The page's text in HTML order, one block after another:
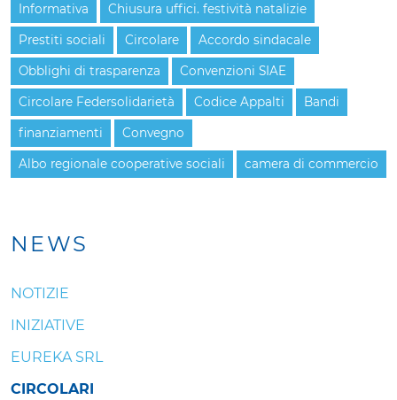
NEWS
NOTIZIE
INIZIATIVE
EUREKA SRL
CIRCOLARI
Informativa Chiusura uffici. festività natalizie
Prestiti sociali Circolare Accordo sindacale
Obblighi di trasparenza Convenzioni SIAE
Circolare Federsolidarietà Codice Appalti Bandi
finanziamenti Convegno
Albo regionale cooperative sociali camera di commercio